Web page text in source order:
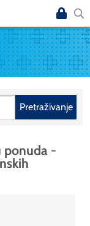
Pretraživanje
ponuda -